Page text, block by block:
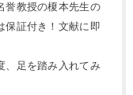
誉教授の榎本先生の
保証付き！文献に即
、足を踏み入れてみ